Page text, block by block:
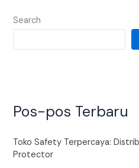
Search
Pos-pos Terbaru
Toko Safety Terpercaya:
Protector